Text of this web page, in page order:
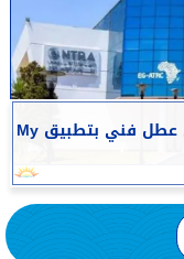
تنظيم الاتصالات في مصر: عدم وجود أي عطل فني بتطبيق My